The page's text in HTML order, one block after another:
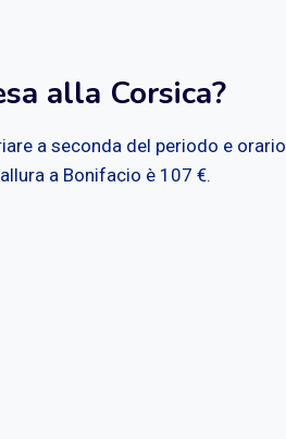
alla Corsica?
a seconda del periodo e orario
a Bonifacio è 107 €.